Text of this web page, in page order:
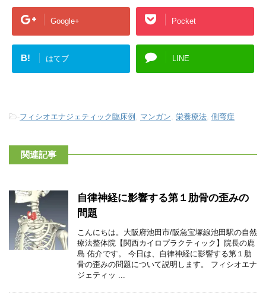
Google+ Pocket
B! はてブ LINE
-フィシオエナジェティック臨床例 マンガン 栄養療法 側弯症
関連記事
自律神経に影響する第１肋骨の歪みの
問題
こんにちは。大阪府池田市/阪急宝塚線池田駅の自然
療法整体院【関西カイロプラクティック】院長の鹿
島 佑介です。 今日は、自律神経に影響する第１肋
骨の歪みの問題について説明します。 フィシオエナ
ジェティッ ...